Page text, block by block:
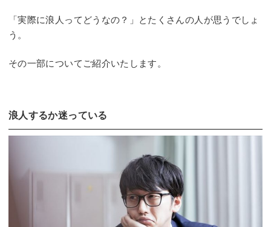
「実際に浪人ってどうなの？」とたくさんの人が思うでしょ
う。
その一部についてご紹介いたします。
浪人するか迷っている